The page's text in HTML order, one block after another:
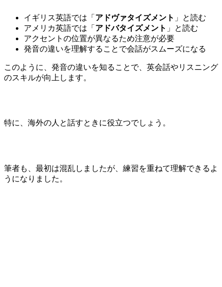
イギリス英語では「 アドヴァタイズメント 」と読む
アメリカ英語では「 アドバタイズメント 」と読む
アクセントの位置が異なるため注意が必要
発音の違いを理解することで会話がスムーズになる
このように、発音の違いを知ることで、英会話やリスニング
のスキルが向上します。
特に、海外の人と話すときに役立つでしょう。
筆者も、最初は混乱しましたが、練習を重ねて理解できるよ
うになりました。